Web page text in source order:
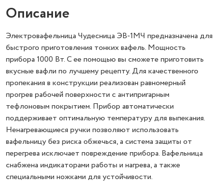
Описание
Электровафельница Чудесница ЭВ-1МЧ предназначена для
быстрого приготовления тонких вафель. Мощность
прибора 1000 Вт. С ее помощью вы сможете приготовить
вкусные вафли по лучшему рецепту. Для качественного
пропекания в конструкции реализован равномерный
прогрев рабочей поверхности с антипригарным
тефлоновым покрытием. Прибор автоматически
поддерживает оптимальную температуру для выпекания.
Ненагревающиеся ручки позволяют использовать
вафельницу без риска обжечься, а система защиты от
перегрева исключает повреждение прибора. Вафельница
снабжена индикаторами работы и нагрева, а также
специальными ножками для устойчивости.